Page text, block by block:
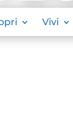
Vivi